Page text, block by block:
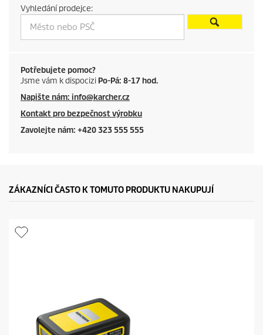
t
p
r
i
c
e
Vyhledání prodejce:
Potřebujete pomoc?
Jsme vám k dispocizi Po-Pá: 8-17 hod.
Napište nám: info@karcher.cz
Kontakt pro bezpečnost výrobku
Zavolejte nám: +420 323 555 555
ZÁKAZNÍCI ČASTO K TOMUTO PRODUKTU NAKUPUJÍ